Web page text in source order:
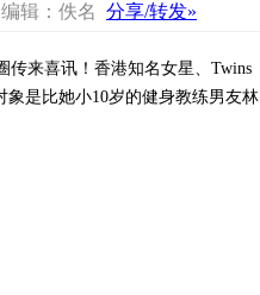
辑：佚名 分享/转发»
来喜讯！香港知名女星、Twins
象是比她小10岁的健身教练男友林